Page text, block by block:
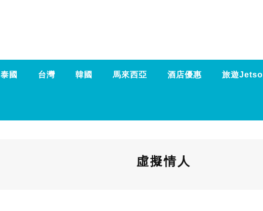
泰國 台灣 韓國 馬來西亞 酒店優惠 旅遊Jetso
虛擬情人